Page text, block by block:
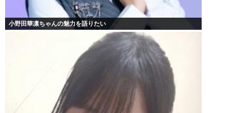
小野田華凛ちゃんの魅力を語りたい